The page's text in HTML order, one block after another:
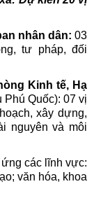
nhân dân: 03
tư pháp, đối
Kinh tế, Hạ
Quốc): 07 vị
xây dựng,
nguyên và môi
các lĩnh vực:
văn hóa, khoa